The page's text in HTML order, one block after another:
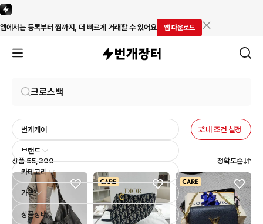
앱에서는 등록부터 찜까지, 더 빠르게 거래할 수 있어요 앱 다운로드
번개케어
브랜드
카테고리
가격
상품상태
내 조건 설정
상품 55,300 정확도순